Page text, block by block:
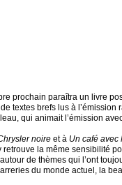
prochain paraîtra un livre
de textes brefs lus à
qui animait l’émission
noire et à Un café avec
retrouve la même sensibilité
de thèmes qui l’ont
du monde actuel, la